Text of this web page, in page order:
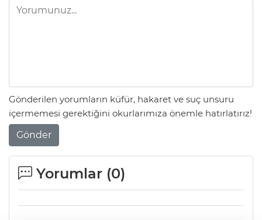
Gönderilen yorumların küfür, hakaret ve suç unsuru
içermemesi gerektiğini okurlarımıza önemle hatırlatırız!
Gönder
Yorumlar (0)